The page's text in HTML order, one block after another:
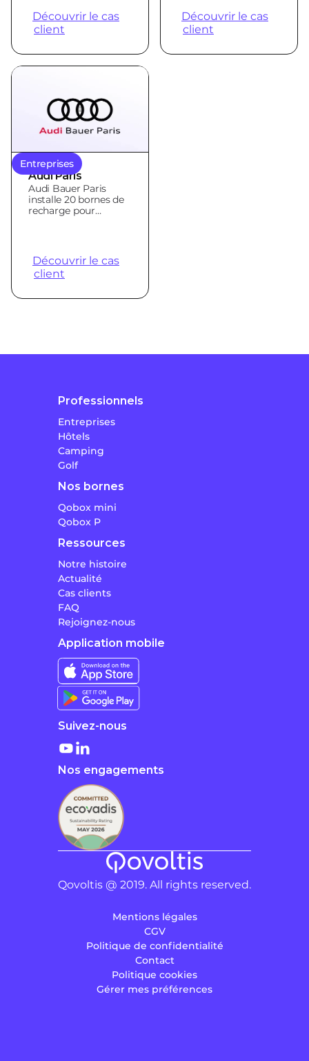
Découvrir le cas
client
Découvrir le cas
client
Entreprises
Audi Paris
Audi Bauer Paris
installe 20 bornes de
recharge pour
Découvrir le cas
client
Professionnels
Entreprises
Hôtels
Camping
Golf
Nos bornes
Qobox mini
Qobox P
Ressources
Notre histoire
Actualité
Cas clients
FAQ
Rejoignez-nous
Application mobile
Suivez-nous
Nos engagements
Qovoltis @ 2019. All rights reserved.
Mentions légales
CGV
Politique de confidentialité
Contact
Politique cookies
Gérer mes préférences